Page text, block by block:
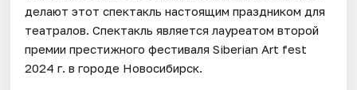
делают этот спектакль настоящим праздником для
театралов. Спектакль является лауреатом второй
премии престижного фестиваля Siberian Art fest
2024 г. в городе Новосибирск.